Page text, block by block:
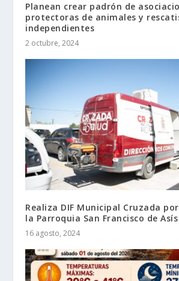
Planean crear padrón de
protectoras de animales y
independientes
2 octubre, 2024
Realiza DIF Municipal Cruzada
la Parroquia San Francisco de Asís
16 agosto, 2024